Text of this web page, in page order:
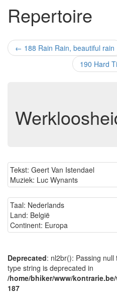
Repertoire
← 188 Rain Rain, beautiful rain
190 Hard
Tekst: Geert Van Istendael
Muziek: Luc Wynants
Taal: Nederlands
Land: België
Continent: Europa
Deprecated: nl2br(): Passing
type string is deprecated in
/home/bhiker/www/
187